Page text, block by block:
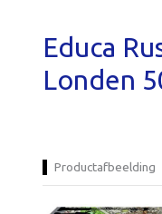
Educa
Londen
Productafbeelding